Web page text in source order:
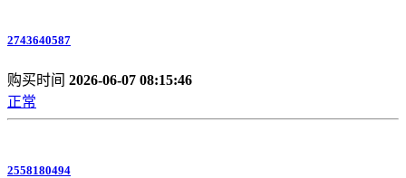
2743640587
购买时间 2026-06-07 08:15:46
正常
2558180494